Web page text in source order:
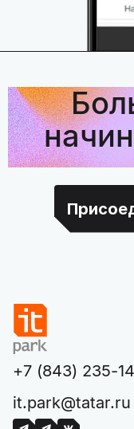
+7 (843) 235-
it.park@tatar.ru